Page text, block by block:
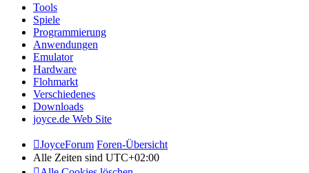
Tools
Spiele
Programmierung
Anwendungen
Emulator
Hardware
Flohmarkt
Verschiedenes
Downloads
joyce.de Web Site
JoyceForum Foren-Übersicht
Alle Zeiten sind UTC+02:00